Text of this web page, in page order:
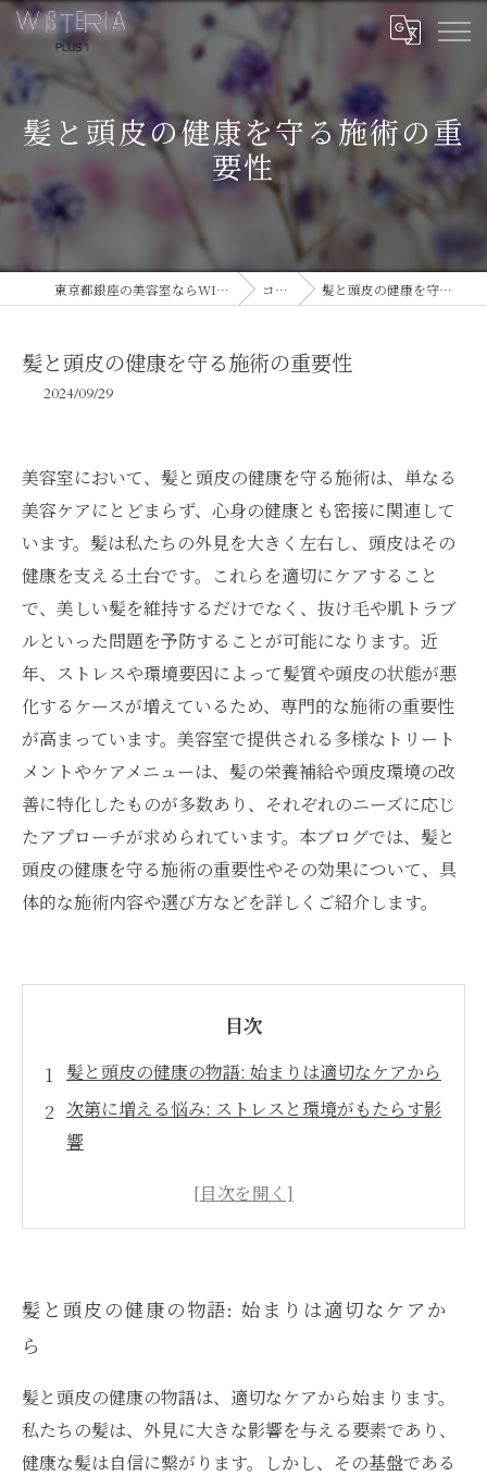
髪と頭皮の健康を守る施術の重
要性
東京都銀座の美容室ならWISTERIA PLUS 1 コラム 髪と頭皮の健康を守る施術の重要性
髪と頭皮の健康を守る施術の重要性
2024/09/29
美容室において、髪と頭皮の健康を守る施術は、単なる
美容ケアにとどまらず、心身の健康とも密接に関連して
います。髪は私たちの外見を大きく左右し、頭皮はその
健康を支える土台です。これらを適切にケアすること
で、美しい髪を維持するだけでなく、抜け毛や肌トラブ
ルといった問題を予防することが可能になります。近
年、ストレスや環境要因によって髪質や頭皮の状態が悪
化するケースが増えているため、専門的な施術の重要性
が高まっています。美容室で提供される多様なトリート
メントやケアメニューは、髪の栄養補給や頭皮環境の改
善に特化したものが多数あり、それぞれのニーズに応じ
たアプローチが求められています。本ブログでは、髪と
頭皮の健康を守る施術の重要性やその効果について、具
体的な施術内容や選び方などを詳しくご紹介します。
目次
髪と頭皮の健康の物語: 始まりは適切なケアから
次第に増える悩み: ストレスと環境がもたらす影
響
施術後の変化: 美しさと健康の両立を実現
髪と頭皮の健康の物語: 始まりは適切なケアか
ら
髪と頭皮の健康の物語は、適切なケアから始まります。
私たちの髪は、外見に大きな影響を与える要素であり、
健康な髪は自信に繋がります。しかし、その基盤である